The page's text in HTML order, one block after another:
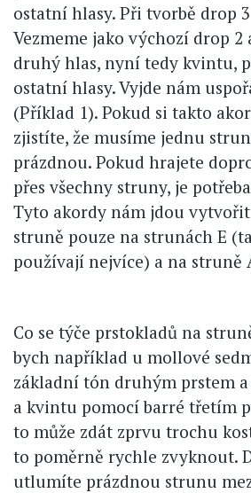
ostatní hlasy. Při tvorbě drop
Vezmeme jako výchozí drop 2
druhý hlas, nyní tedy kvintu,
ostatní hlasy. Vyjde nám
(Příklad 1). Pokud si takto
zjistíte, že musíme jednu
prázdnou. Pokud hrajete
přes všechny struny, je
Tyto akordy nám jdou
struně pouze na strunách E
používají nejvíce) a na struně
Co se týče prstokladů na
bych například u mollové
základní tón druhým prstem
a kvintu pomocí barré třetím
to může zdát zprvu trochu
to poměrně rychle zvyknout.
utlumíte prázdnou strunu